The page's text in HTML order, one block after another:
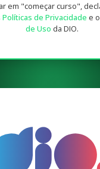
em "começar curso",
Políticas de Privacidade e
de Uso da DIO.